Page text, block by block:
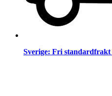
Sverige: Fri standardfrakt